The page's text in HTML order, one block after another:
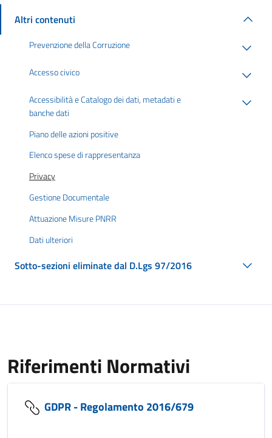
Altri contenuti
Prevenzione della Corruzione
Accesso civico
Accessibilità e Catalogo dei dati, metadati e
banche dati
Piano delle azioni positive
Elenco spese di rappresentanza
Privacy
Gestione Documentale
Attuazione Misure PNRR
Dati ulteriori
Sotto-sezioni eliminate dal D.Lgs 97/2016
Riferimenti Normativi
GDPR - Regolamento 2016/679